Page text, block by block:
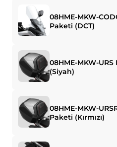
08HME-MKW-
Paketi (DCT)
08HME-MKW-
(Siyah)
08HME-MKW-
Paketi (Kırmızı)